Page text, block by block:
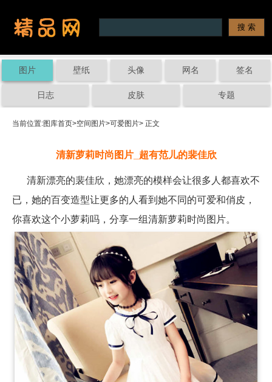
图片 壁纸 头像 网名 签名
日志 皮肤 专题
当前位置:图库首页>空间图片>可爱图片> 正文
清新萝莉时尚图片_超有范儿的裴佳欣
清新漂亮的裴佳欣，她漂亮的模样会让很多人都喜欢不
已，她的百变造型让更多的人看到她不同的可爱和俏皮，
你喜欢这个小萝莉吗，分享一组清新萝莉时尚图片。